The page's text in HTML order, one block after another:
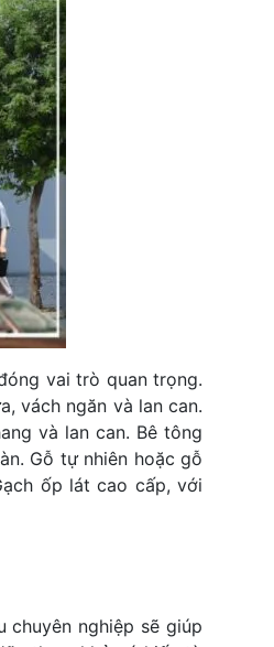
vai trò quan trọng.
vách ngăn và lan can.
và lan can. Bê tông
Gỗ tự nhiên hoặc gỗ
ốp lát cao cấp, với
nghiệp sẽ giúp